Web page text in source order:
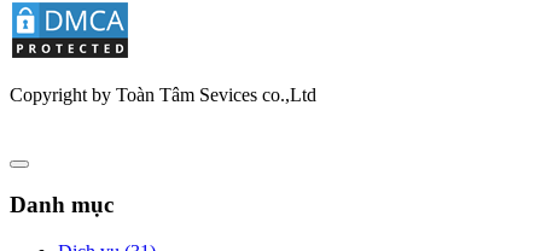
Copyright by Toàn Tâm Sevices co.,Ltd
Danh mục